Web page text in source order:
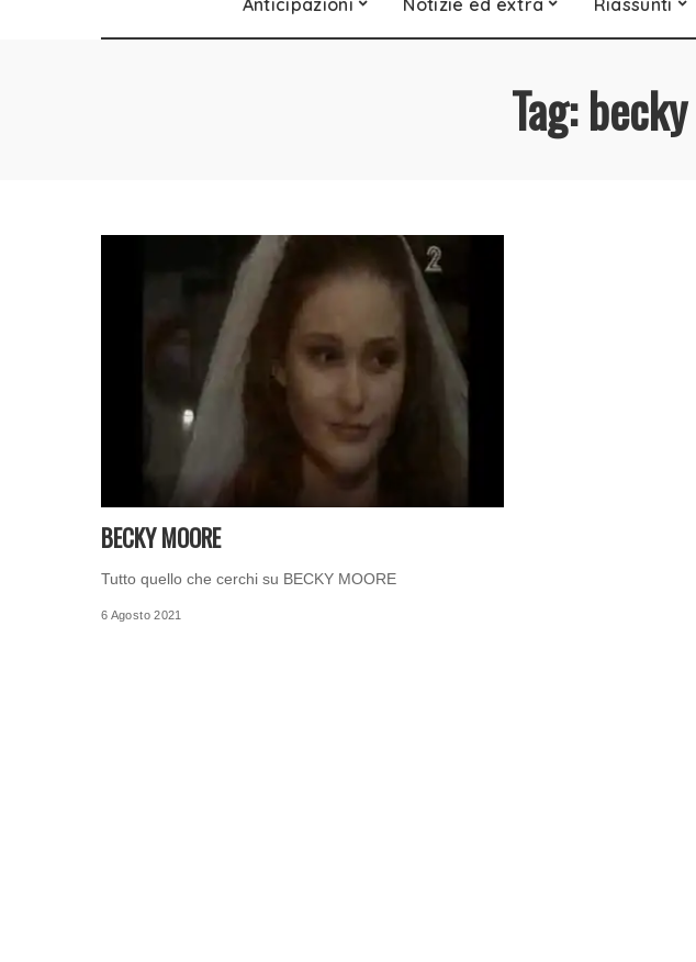
Anticipazioni Notizie ed extra Riassunti
Tag:
BECKY MOORE
Tutto quello che cerchi su BECKY MOORE
6 Agosto 2021